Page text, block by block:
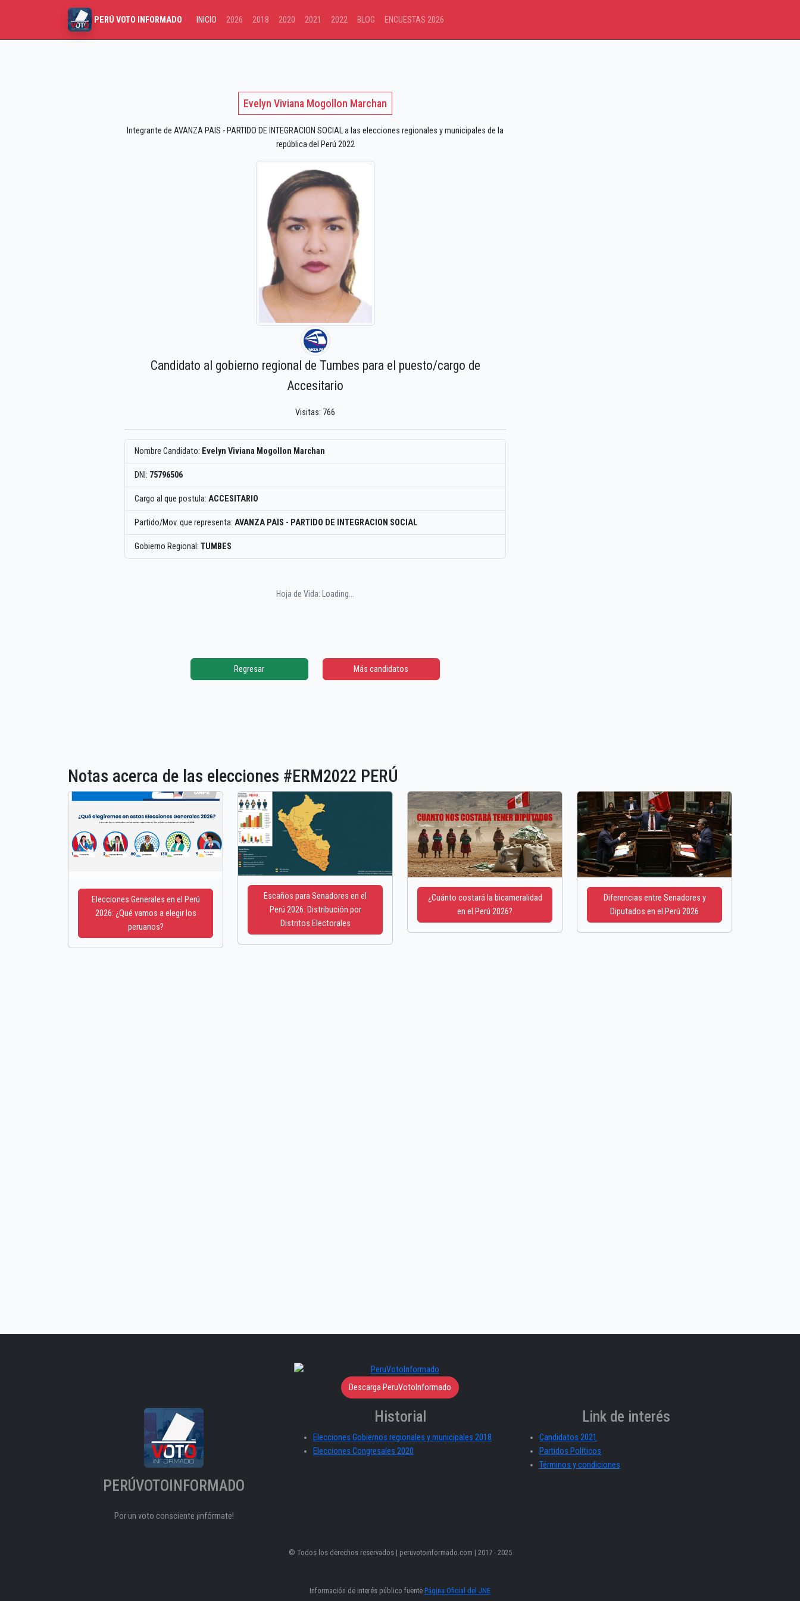
PERÚ VOTO INFORMADO INICIO 2026 2018 2020 2021 2022 BLOG ENCUESTAS 2026
Evelyn Viviana Mogollon Marchan
Integrante de AVANZA PAIS - PARTIDO DE INTEGRACION SOCIAL a las elecciones regionales y municipales de la
república del Perú 2022
Candidato al gobierno regional de Tumbes para el puesto/cargo de
Accesitario
Visitas: 766
Nombre Candidato: Evelyn Viviana Mogollon Marchan
DNI: 75796506
Cargo al que postula: ACCESITARIO
Partido/Mov. que representa: AVANZA PAIS - PARTIDO DE INTEGRACION SOCIAL
Gobierno Regional: TUMBES
Hoja de Vida: Loading...
Regresar Más candidatos
Notas acerca de las elecciones #ERM2022 PERÚ
Elecciones Generales en el Perú
2026: ¿Qué vamos a elegir los
peruanos?
Escaños para Senadores en el
Perú 2026: Distribución por
Distritos Electorales
¿Cuánto costará la bicameralidad
en el Perú 2026?
Diferencias entre Senadores y
Diputados en el Perú 2026
Descarga PeruVotoInformado
PERÚVOTOINFORMADO
Por un voto consciente ¡infórmate!
Historial
Elecciones Gobiernos regionales y municipales 2018
Elecciones Congresales 2020
Link de interés
Candidatos 2021
Partidos Políticos
Términos y condiciones
© Todos los derechos reservados | peruvotoinformado.com | 2017 - 2025
Información de interés público fuente Página Oficial del JNE